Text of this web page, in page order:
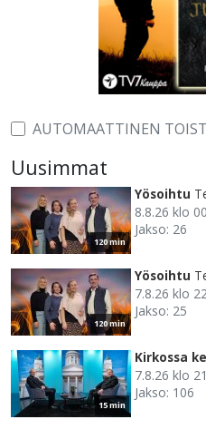
AUTOMAATTINEN
Uusimmat
120 min
Yösoihtu
8.8.26 klo
Jakso: 26
120 min
Yösoihtu
7.8.26 klo
Jakso: 25
15 min
Kirkossa
7.8.26 klo
Jakso: 106